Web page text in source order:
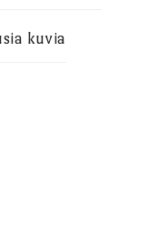
kuvia